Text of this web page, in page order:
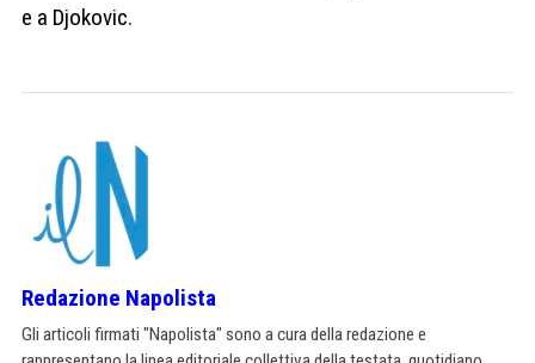
e a Djokovic.
Redazione Napolista
Gli articoli firmati "Napolista" sono a cura della redazione e